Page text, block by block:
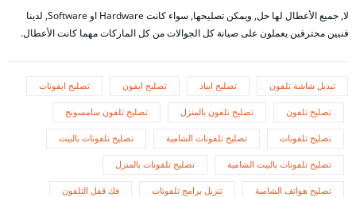
لا, جميع الأعطال لها حل, ويمكن تصليحها, سواء كانت Hardware او Software, لدينا
فنيين محترفين يعملون على صيانة كل الجوالات من كل الماركات مهما كانت الأعطال.
تبديل شاشة تلفون تصليح ايباد تصليح ايفون تصليح ايفونات
تصليح تلفون تصليح تلفون بالمنزل تصليح تلفون سامسونج
تصليح تلفونات تصليح تلفونات الشامية تصليح تلفونات بالبيت
تصليح تلفونات بالبيت الشامية تصليح تلفونات بالمنزل
تصليح هواتف الشامية تنزيل برامج تلفونات فك قفل التلفون